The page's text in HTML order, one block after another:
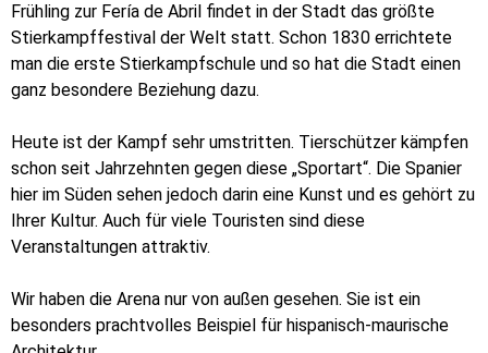
Frühling zur Fería de Abril findet in der Stadt das größte
Stierkampffestival der Welt statt. Schon 1830 errichtete
man die erste Stierkampfschule und so hat die Stadt einen
ganz besondere Beziehung dazu.
Heute ist der Kampf sehr umstritten. Tierschützer kämpfen
schon seit Jahrzehnten gegen diese „Sportart“. Die Spanier
hier im Süden sehen jedoch darin eine Kunst und es gehört zu
Ihrer Kultur. Auch für viele Touristen sind diese
Veranstaltungen attraktiv.
Wir haben die Arena nur von außen gesehen. Sie ist ein
besonders prachtvolles Beispiel für hispanisch-maurische